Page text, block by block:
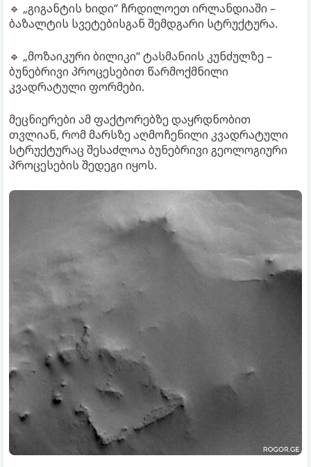
🔹 „გიგანტის ხიდი“ ჩრდილოეთ ირლანდიაში –
ბაზალტის სვეტებისგან შემდგარი სტრუქტურა.
🔹 „მოზაიკური ბილიკი“ ტასმანიის კუნძულზე –
ბუნებრივი პროცესებით წარმოქმნილი
კვადრატული ფორმები.
მეცნიერები ამ ფაქტორებზე დაყრდნობით
თვლიან, რომ მარსზე აღმოჩენილი კვადრატული
სტრუქტურაც შესაძლოა ბუნებრივი გეოლოგიური
პროცესების შედეგი იყოს.